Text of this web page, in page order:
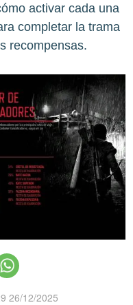
activar cada una
completar la trama
recompensas.
26/12/2025